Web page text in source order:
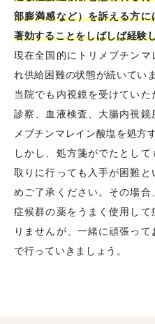
部膨満感など）を訴える方
著効することをしばしば経験
現在全国的にトリメブチン
れ供給困難の状態が続いていま
当院でも内視鏡を受けてい
診察、血液検査、大腸内視鏡
メブチンマレイン酸塩を処方
しかし、処方箋がでたとし
取りに行っても入手が困難
めご了承ください。その場
症候群の薬をうまく使用し
りませんが、一緒に頑張っ
で行っていきましょう。